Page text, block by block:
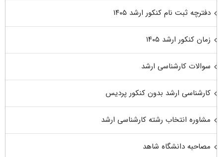
دفترچه ثبت نام کنکور ارشد ۱۴۰۵
زمان کنکور ارشد ۱۴۰۵
سوالات کارشناسی ارشد
کارشناسی ارشد بدون کنکور پردیس
مشاوره انتخاب رشته کارشناسی ارشد
مصاحبه دانشگاه شاهد